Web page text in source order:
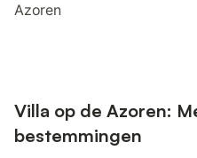
Azoren
Villa op de Azoren:
bestemmingen